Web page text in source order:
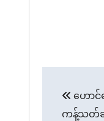
ဟောင်
ကန့်သတ်ခ